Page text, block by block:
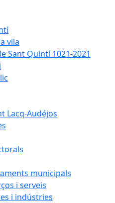
vila
Sant Quintí 1021-2021
Lacq-Audéjos
municipals
i serveis
i indústries